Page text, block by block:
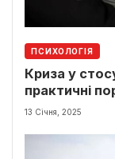
ПСИХОЛОГІЯ
Криза у
практичні
13 Січня, 2025